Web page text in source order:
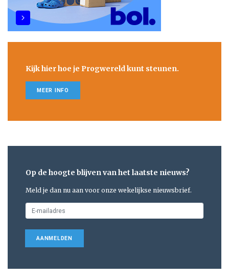
Kijk hier hoe je Progwereld kunt steunen.
MEER INFO
Op de hoogte blijven van het laatste nieuws?
Meld je dan nu aan voor onze wekelijkse nieuwsbrief.
AANMELDEN